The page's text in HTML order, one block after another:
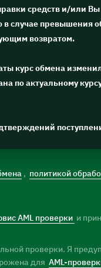
средств и/или
случае превышения
возвратом.
курс обмена
по актуальному
, политикой
AML проверки и
проверки. Я
для AML-